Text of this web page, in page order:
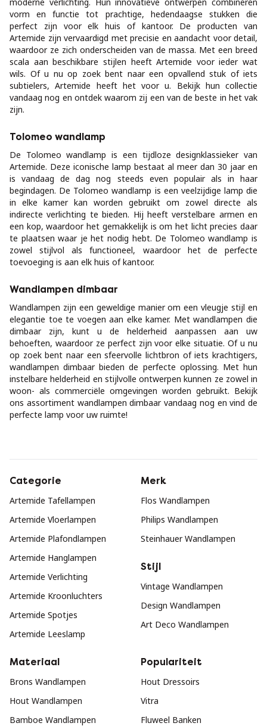
vorm en functie tot prachtige, hedendaagse stukken die
perfect zijn voor elk huis of kantoor. De producten van
Artemide zijn vervaardigd met precisie en aandacht voor detail,
waardoor ze zich onderscheiden van de massa. Met een breed
scala aan beschikbare stijlen heeft Artemide voor ieder wat
wils. Of u nu op zoek bent naar een opvallend stuk of iets
subtielers, Artemide heeft het voor u. Bekijk hun collectie
vandaag nog en ontdek waarom zij een van de beste in het vak
zijn.
Tolomeo wandlamp
De Tolomeo wandlamp is een tijdloze designklassieker van
Artemide. Deze iconische lamp bestaat al meer dan 30 jaar en
is vandaag de dag nog steeds even populair als in haar
begindagen. De Tolomeo wandlamp is een veelzijdige lamp die
in elke kamer kan worden gebruikt om zowel directe als
indirecte verlichting te bieden. Hij heeft verstelbare armen en
een kop, waardoor het gemakkelijk is om het licht precies daar
te plaatsen waar je het nodig hebt. De Tolomeo wandlamp is
zowel stijlvol als functioneel, waardoor het de perfecte
toevoeging is aan elk huis of kantoor.
Wandlampen dimbaar
Wandlampen zijn een geweldige manier om een vleugje stijl en
elegantie toe te voegen aan elke kamer. Met wandlampen die
dimbaar zijn, kunt u de helderheid aanpassen aan uw
behoeften, waardoor ze perfect zijn voor elke situatie. Of u nu
op zoek bent naar een sfeervolle lichtbron of iets krachtigers,
wandlampen dimbaar bieden de perfecte oplossing. Met hun
instelbare helderheid en stijlvolle ontwerpen kunnen ze zowel in
woon- als commerciële omgevingen worden gebruikt. Bekijk
ons assortiment wandlampen dimbaar vandaag nog en vind de
perfecte lamp voor uw ruimte!
Categorie
Artemide Tafellampen
Artemide Vloerlampen
Artemide Plafondlampen
Artemide Hanglampen
Artemide Verlichting
Artemide Kroonluchters
Artemide Spotjes
Artemide Leeslamp
Merk
Flos Wandlampen
Philips Wandlampen
Steinhauer Wandlampen
Stijl
Vintage Wandlampen
Design Wandlampen
Art Deco Wandlampen
Materiaal
Brons Wandlampen
Hout Wandlampen
Bamboe Wandlampen
Populariteit
Hout Dressoirs
Vitra
Fluweel Banken